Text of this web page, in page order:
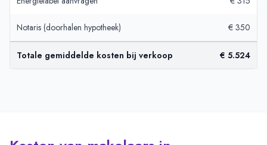
Notaris (doorhalen hypotheek) € 350
Totale gemiddelde kosten bij verkoop € 5.524